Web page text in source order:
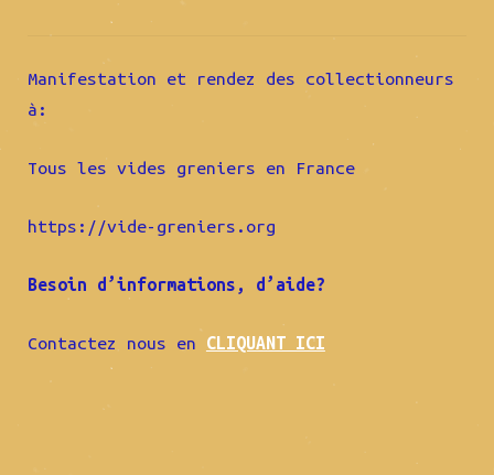
Manifestation et rendez des collectionneurs
à:
Tous les vides greniers en France
https://vide-greniers.org
Besoin d’informations, d’aide?
Contactez nous en CLIQUANT ICI